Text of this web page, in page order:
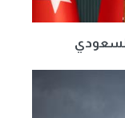
السعودي